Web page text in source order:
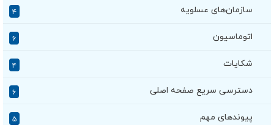
سازمان‌های عسلویه ۴
اتوماسیون ۶
شکایات ۴
دسترسی سریع صفحه اصلی ۶
پیوندهای مهم ۵